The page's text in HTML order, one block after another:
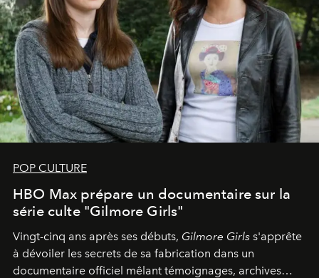
POP CULTURE
HBO Max prépare un documentaire sur la
série culte "Gilmore Girls"
Vingt-cinq ans après ses débuts, Gilmore Girls s'apprête
à dévoiler les secrets de sa fabrication dans un
documentaire officiel mêlant témoignages, archives